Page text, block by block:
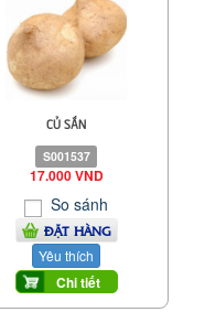
CỦ SẮN
S001537
17.000 VND
So sánh
ĐẶT HÀNG
Yêu thích
Chi tiết